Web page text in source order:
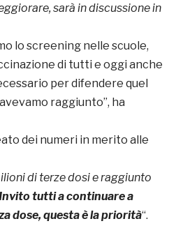
sarà in discussione in
lo screening nelle scuole,
di tutti e oggi anche
per difendere quel
raggiunto”, ha
dei numeri in merito alle
di terze dosi e raggiunto
tutti a continuare a
dose, questa è la priorità“.